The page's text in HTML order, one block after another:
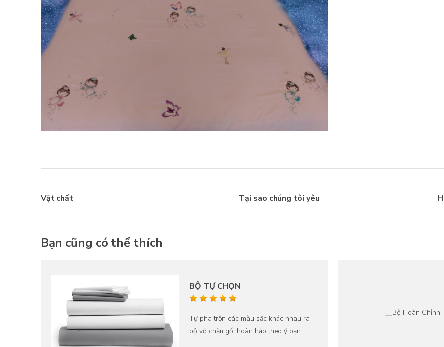
Vật chất Tại sao chúng tôi yêu
Bạn cũng có thể thích
BỘ TỰ CHỌN
Tự pha trộn các màu sắc khác nhau ra
bộ vỏ chăn gối hoàn hảo theo ý bạn.